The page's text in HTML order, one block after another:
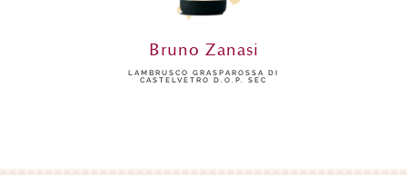
Bruno Zanasi
LAMBRUSCO GRASPAROSSA DI
CASTELVETRO D.O.P. SEC